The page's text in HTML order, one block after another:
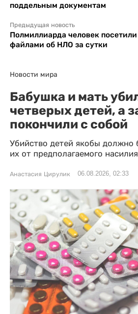
поддельным документам
Предыдущая новость
Полмиллиарда человек
файлами об НЛО за сутки
Новости мира
Бабушка и мать
четверых детей, а
покончили с собой
Убийство детей якобы должно
их от предполагаемого
Анастасия Цирулик 06.08.2026, 02:33